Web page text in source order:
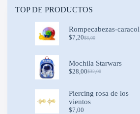
TOP DE PRODUCTOS
Rompecabezas-caracol
$8,00
Original
$8,00.
$7,20Current
$7,20.
Mochila Starwars
$32,00
Original
was:
$32,00.
$28,00Current
is:
$28,00.
Piercing rosa de los
vientos
$7,00